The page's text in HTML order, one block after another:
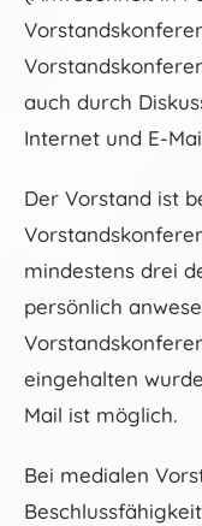
auch durch
Internet und E-
Der Vorstand ist
mindestens drei
persönlich
eingehalten
Mail ist möglich.
Bei medialen